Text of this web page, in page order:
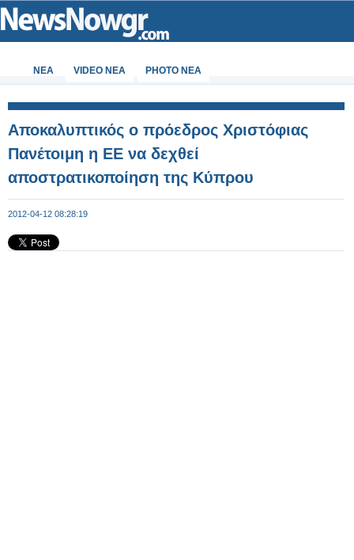
ΝΕΑ VIDEO NEA PHOTO NEA
Αποκαλυπτικός ο πρόεδρος Χριστόφιας
Πανέτοιμη η ΕΕ να δεχθεί
αποστρατικοποίηση της Κύπρου
2012-04-12 08:28:19